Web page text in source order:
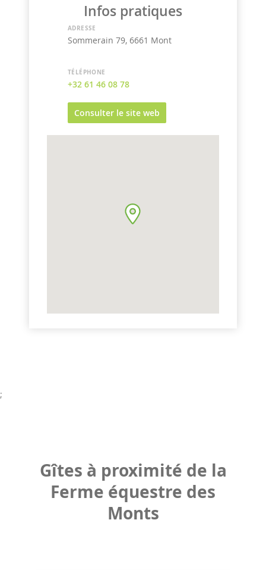
Infos pratiques
ADRESSE
Sommerain 79, 6661 Mont
TÉLÉPHONE
+32 61 46 08 78
Consulter le site web
;
Gîtes à proximité de la
Ferme équestre des
Monts